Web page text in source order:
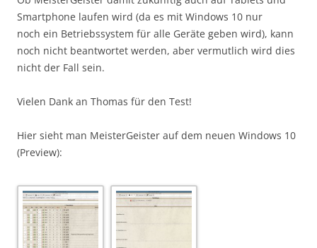
Smartphone laufen wird (da es mit Windows 10 nur
noch ein Betriebssystem für alle Geräte geben wird), kann
noch nicht beantwortet werden, aber vermutlich wird dies
nicht der Fall sein.
Vielen Dank an Thomas für den Test!
Hier sieht man MeisterGeister auf dem neuen Windows 10
(Preview):